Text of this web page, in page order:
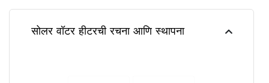
सोलर वॉटर हीटरची रचना आणि स्थापना